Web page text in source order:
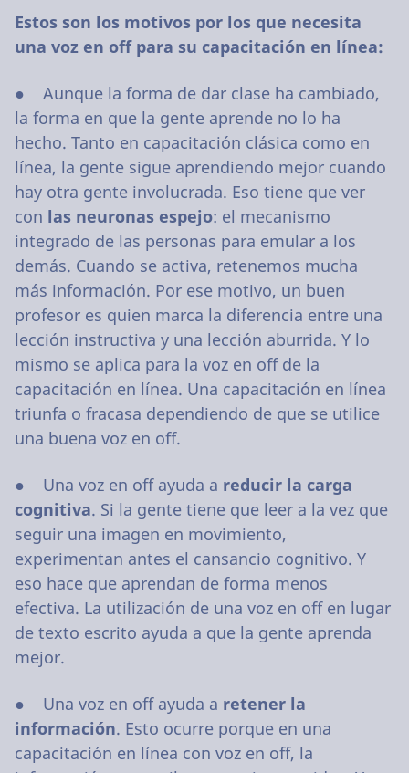
Estos son los motivos por los que necesita
una voz en off para su capacitación en línea:
● Aunque la forma de dar clase ha cambiado,
la forma en que la gente aprende no lo ha
hecho. Tanto en capacitación clásica como en
línea, la gente sigue aprendiendo mejor cuando
hay otra gente involucrada. Eso tiene que ver
con las neuronas espejo: el mecanismo
integrado de las personas para emular a los
demás. Cuando se activa, retenemos mucha
más información. Por ese motivo, un buen
profesor es quien marca la diferencia entre una
lección instructiva y una lección aburrida. Y lo
mismo se aplica para la voz en off de la
capacitación en línea. Una capacitación en línea
triunfa o fracasa dependiendo de que se utilice
una buena voz en off.
● Una voz en off ayuda a reducir la carga
cognitiva. Si la gente tiene que leer a la vez que
seguir una imagen en movimiento,
experimentan antes el cansancio cognitivo. Y
eso hace que aprendan de forma menos
efectiva. La utilización de una voz en off en lugar
de texto escrito ayuda a que la gente aprenda
mejor.
● Una voz en off ayuda a retener la
información. Esto ocurre porque en una
capacitación en línea con voz en off, la